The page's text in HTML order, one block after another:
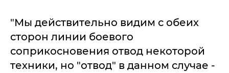
"Мы действительно видим с обеих
сторон линии боевого
соприкосновения отвод некоторой
техники, но "отвод" в данном случае -